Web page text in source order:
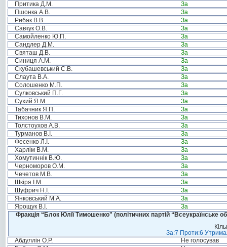
Притика Д.М.
За
Пшонка А.В.
За
Рибак В.В.
За
Савчук О.В.
За
Самойленко Ю.П.
За
Сандлер Д.М.
За
Святаш Д.В.
За
Синиця А.М.
За
Скубашевський С.В.
За
Слаута В.А.
За
Солошенко М.П.
За
Сулковський П.Г.
За
Сухий Я.М.
За
Табачник Я.П.
За
Тихонов В.М.
За
Толстоухов А.В.
За
Турманов В.І.
За
Фесенко Л.І.
За
Харлім В.М.
За
Хомутиннік В.Ю.
За
Черноморов О.М.
За
Чечетов М.В.
За
Шкіря І.М.
За
Шуфрич Н.І.
За
Янковський М.А.
За
Ярощук В.І.
За
Фракція “Блок Юлії Тимошенко" (політичних партій “Всеукраїнське
За:7 Проти:6
Абдуллін О.Р.
Не голосував